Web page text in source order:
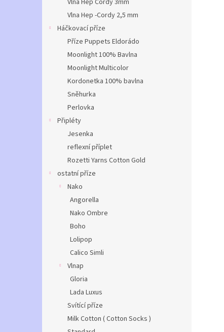
Vlna Hep Cordy 3mm
Vlna Hep -Cordy 2,5 mm
Háčkovací příze
Příze Puppets Eldorádo
Moonlight 100% Bavlna
Moonlight Multicolor
Kordonetka 100% bavlna
Sněhurka
Perlovka
Připléty
Jesenka
reflexní příplet
Rozetti Yarns Cotton Gold
ostatní příze
Nako
Angorella
Nako Ombre
Boho
Lolipop
Calico Simli
Vlnap
Gloria
Lada Luxus
Svítící příze
Milk Cotton ( Cotton Socks )